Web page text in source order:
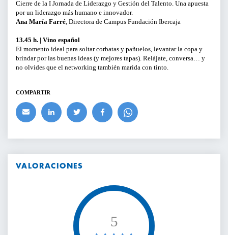
Cierre de la I Jornada de Liderazgo y Gestión del Talento. Una apuesta
por un liderazgo más humano e innovador.
Ana María Farré , Directora de Campus Fundación Ibercaja
13.45 h. | Vino español
El momento ideal para soltar corbatas y pañuelos, levantar la copa y
brindar por las buenas ideas (y mejores tapas). Relájate, conversa… y
no olvides que el networking también marida con tinto.
COMPARTIR
VALORACIONES
5